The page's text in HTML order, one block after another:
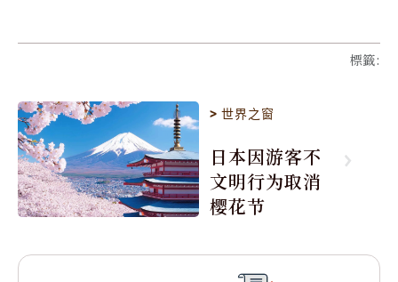
標籤:
>世界之窗
日本因游客不
文明行为取消
樱花节